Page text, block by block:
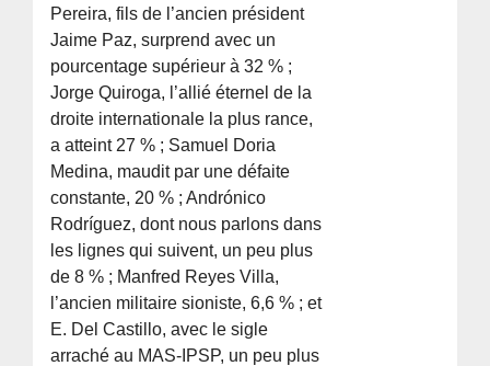
Pereira, fils de l’ancien président
Jaime Paz, surprend avec un
pourcentage supérieur à 32 % ;
Jorge Quiroga, l’allié éternel de la
droite internationale la plus rance,
a atteint 27 % ; Samuel Doria
Medina, maudit par une défaite
constante, 20 % ; Andrónico
Rodríguez, dont nous parlons dans
les lignes qui suivent, un peu plus
de 8 % ; Manfred Reyes Villa,
l’ancien militaire sioniste, 6,6 % ; et
E. Del Castillo, avec le sigle
arraché au MAS-IPSP, un peu plus